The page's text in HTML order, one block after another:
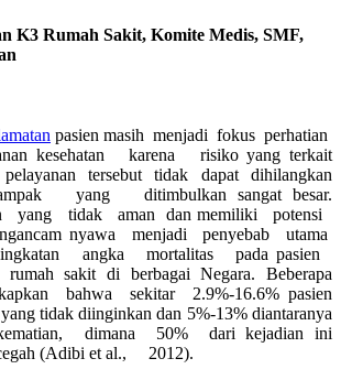
K3 Rumah Sakit, Komite Medis, SMF,
pasien masih menjadi fokus perhatian
kesehatan karena risiko yang terkait
tersebut tidak dapat dihilangkan
yang ditimbulkan sangat besar.
yang tidak aman dan memiliki potensi
nyawa menjadi penyebab utama
angka mortalitas pada pasien
sakit di berbagai Negara. Beberapa
bahwa sekitar 2.9%-16.6% pasien
tidak diinginkan dan 5%-13% diantaranya
dimana 50% dari kejadian ini
(Adibi et al., 2012).